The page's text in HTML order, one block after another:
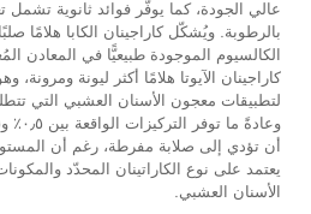
عالي الجودة، كما يوفّر فوائد ثانوية تشمل
بالرطوبة. ويُشكّل كاراجينان الكابا هلامًا
الكالسيوم الموجودة طبيعيًّا في المعادن
كاراجينان الآيوتا هلامًا أكثر ليونة ومرونة،
لتطبيقات معجون الأسنان العشبي التي
أن تؤدي إلى صلابة مفرطة، رغم أن
يعتمد على نوع الكاراتينان المحدّد
الأسنان العشبي.